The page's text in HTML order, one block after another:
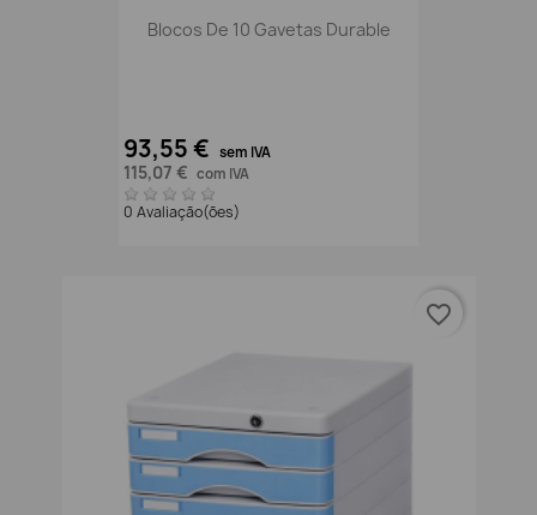
Blocos De 10 Gavetas Durable
93,55 € sem IVA
115,07 € com IVA
0 Avaliação(ões)
favorite_border